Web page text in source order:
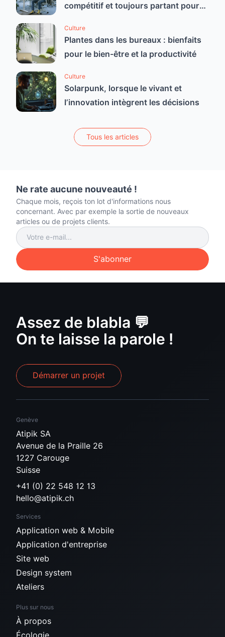
compétitif et toujours partant pour
Culture
Plantes dans les bureaux : bienfaits
pour le bien-être et la productivité
Culture
Solarpunk, lorsque le vivant et
l’innovation intègrent les décisions
Tous les articles
Ne rate aucune nouveauté !
Chaque mois, reçois ton lot d'informations nous
concernant. Avec par exemple la sortie de nouveaux
articles ou de projets clients.
S'abonner
Assez de blabla 💬
On te laisse la parole !
Démarrer un projet
Genève
Atipik SA
Avenue de la Praille 26
1227 Carouge
Suisse
+41 (0) 22 548 12 13
hello@atipik.ch
Services
Application web & Mobile
Application d'entreprise
Site web
Design system
Ateliers
Plus sur nous
À propos